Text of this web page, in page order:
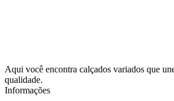
Aqui você encontra calçados variados que
qualidade.
Informações